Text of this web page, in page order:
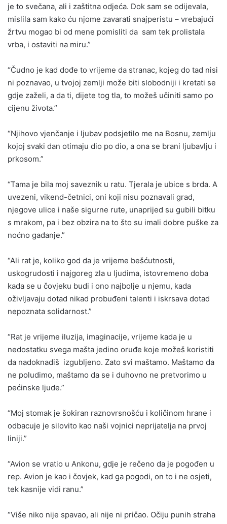
je to svečana, ali i zaštitna odjeća. Dok sam se odijevala,
mislila sam kako ću njome zavarati snajperistu – vrebajući
žrtvu mogao bi od mene pomisliti da sam tek prolistala
vrba, i ostaviti na miru.”
“Čudno je kad dođe to vrijeme da stranac, kojeg do tad nisi
ni poznavao, u tvojoj zemlji može biti slobodniji i kretati se
gdje zaželi, a da ti, dijete tog tla, to možeš učiniti samo po
cijenu života.”
“Njihovo vjenčanje i ljubav podsjetilo me na Bosnu, zemlju
kojoj svaki dan otimaju dio po dio, a ona se brani ljubavlju i
prkosom.”
“Tama je bila moj saveznik u ratu. Tjerala je ubice s brda. A
uvezeni, vikend-četnici, oni koji nisu poznavali grad,
njegove ulice i naše sigurne rute, unaprijed su gubili bitku
s mrakom, pa i bez obzira na to što su imali dobre puške za
noćno gađanje.”
“Ali rat je, koliko god da je vrijeme bešćutnosti,
uskogrudosti i najgoreg zla u ljudima, istovremeno doba
kada se u čovjeku budi i ono najbolje u njemu, kada
oživljavaju dotad nikad probuđeni talenti i iskrsava dotad
nepoznata solidarnost.”
“Rat je vrijeme iluzija, imaginacije, vrijeme kada je u
nedostatku svega mašta jedino oruđe koje možeš koristiti
da nadoknadiš izgubljeno. Zato svi maštamo. Maštamo da
ne poludimo, maštamo da se i duhovno ne pretvorimo u
pećinske ljude.”
“Moj stomak je šokiran raznovrsnošću i količinom hrane i
odbacuje je silovito kao naši vojnici neprijatelja na prvoj
liniji.”
“Avion se vratio u Ankonu, gdje je rečeno da je pogođen u
rep. Avion je kao i čovjek, kad ga pogodi, on to i ne osjeti,
tek kasnije vidi ranu.”
“Više niko nije spavao, ali nije ni pričao. Očiju punih straha